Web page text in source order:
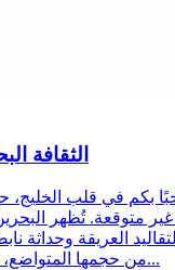
الثقافة
بكم في قلب
متوقعة. تُظهر
العريقة وحداثة
من حجمها المتواضع، بثراء تاريخي استثنائي. يعود إرثها إلى آ...